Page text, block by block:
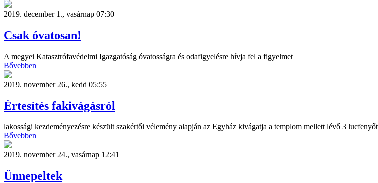
2019. december 1., vasárnap 07:30
Csak óvatosan!
A megyei Katasztrófavédelmi Igazgatóság óvatosságra és odafigyelésre hívja fel a figyelmet
Bővebben
2019. november 26., kedd 05:55
Értesítés fakivágásról
lakossági kezdeményezésre készült szakértői vélemény alapján az Egyház kivágatja a templom mellett lévő 3 lucfenyőt
Bővebben
2019. november 24., vasárnap 12:41
Ünnepeltek